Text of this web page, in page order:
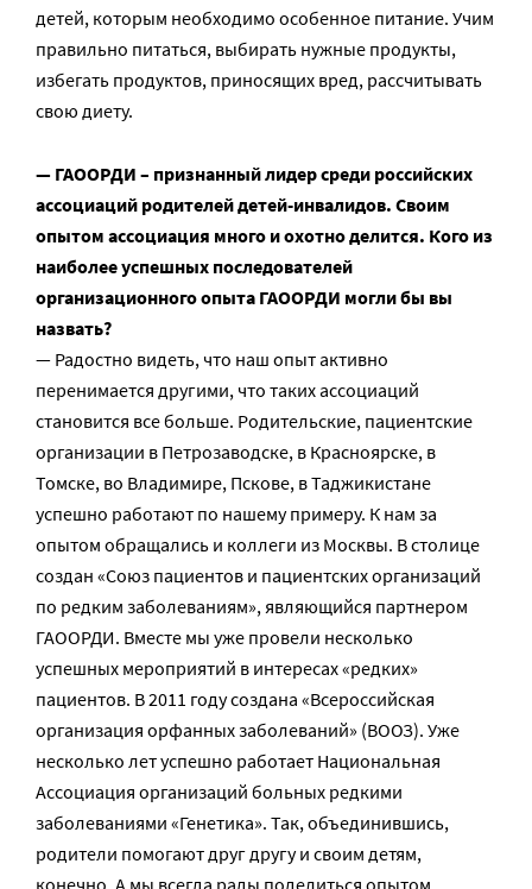
детей, которым необходимо особенное питание. Учим
правильно питаться, выбирать нужные продукты,
избегать продуктов, приносящих вред, рассчитывать
свою диету.
— ГАООРДИ – признанный лидер среди российских
ассоциаций родителей детей-инвалидов. Своим
опытом ассоциация много и охотно делится. Кого из
наиболее успешных последователей
организационного опыта ГАООРДИ могли бы вы
назвать?
— Радостно видеть, что наш опыт активно
перенимается другими, что таких ассоциаций
становится все больше. Родительские, пациентские
организации в Петрозаводске, в Красноярске, в
Томске, во Владимире, Пскове, в Таджикистане
успешно работают по нашему примеру. К нам за
опытом обращались и коллеги из Москвы. В столице
создан «Союз пациентов и пациентских организаций
по редким заболеваниям», являющийся партнером
ГАООРДИ. Вместе мы уже провели несколько
успешных мероприятий в интересах «редких»
пациентов. В 2011 году создана «Всероссийская
организация орфанных заболеваний» (ВООЗ). Уже
несколько лет успешно работает Национальная
Ассоциация организаций больных редкими
заболеваниями «Генетика». Так, объединившись,
родители помогают друг другу и своим детям,
конечно. А мы всегда рады поделиться опытом